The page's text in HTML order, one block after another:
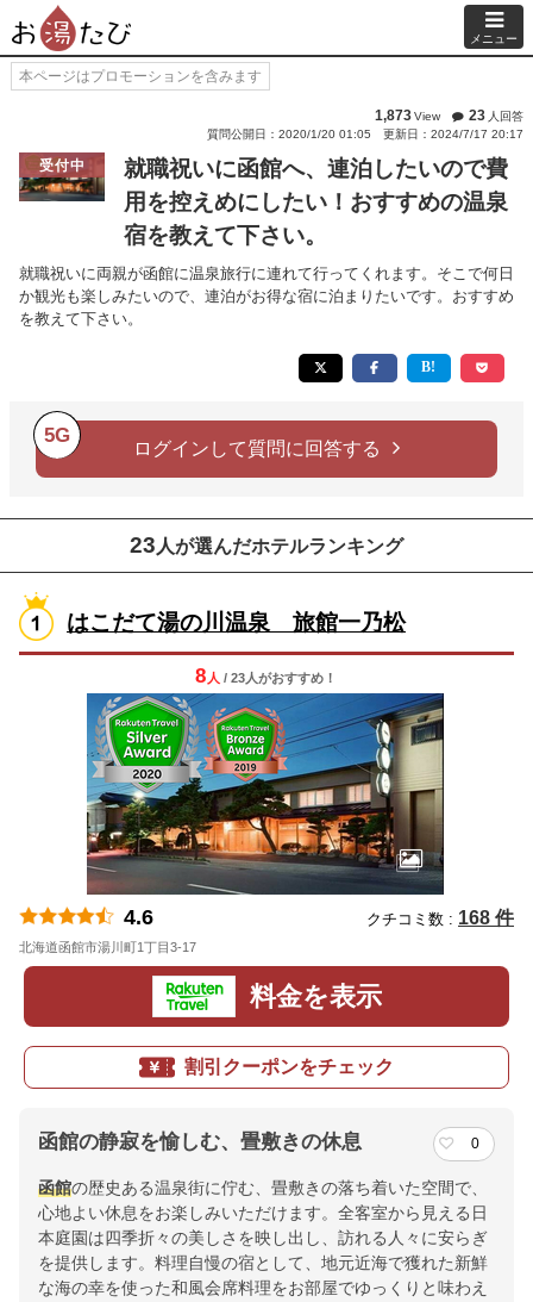
メニュー
本ページはプロモーションを含みます
1,873View 23 人回答
質問公開日：2020/1/20 01:05
更新日：2024/7/17 20:17
受付中
就職祝いに函館へ、連泊したいので費
用を控えめにしたい！おすすめの温泉
宿を教えて下さい。
就職祝いに両親が函館に温泉旅行に連れて行ってくれます。そこで何日
か観光も楽しみたいので、連泊がお得な宿に泊まりたいです。おすすめ
を教えて下さい。
5G
ログインして質問に回答する
23 人が選んだホテルランキング
はこだて湯の川温泉 旅館一乃松
8 人 / 23人がおすすめ！
4.6 クチコミ数 : 168 件
北海道函館市湯川町1丁目3-17
料金を表示
割引クーポンをチェック
函館の静寂を愉しむ、畳敷きの休息 0
函館の歴史ある温泉街に佇む、畳敷きの落ち着いた空間で、
心地よい休息をお楽しみいただけます。全客室から見える日
本庭園は四季折々の美しさを映し出し、訪れる人々に安らぎ
を提供します。料理自慢の宿として、地元近海で獲れた新鮮
な海の幸を使った和風会席料理をお部屋でゆっくりと味わえ